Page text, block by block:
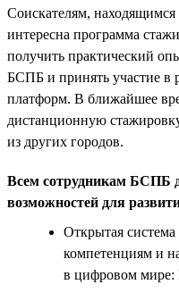
Соискателям, находящимся
интересна программа
получить практический
БСПБ и принять участие в
платформ. В ближайшее
дистанционную
из других городов.
Всем сотрудникам БСПБ
возможностей для
Открытая система
компетенциям и
в цифровом мире: